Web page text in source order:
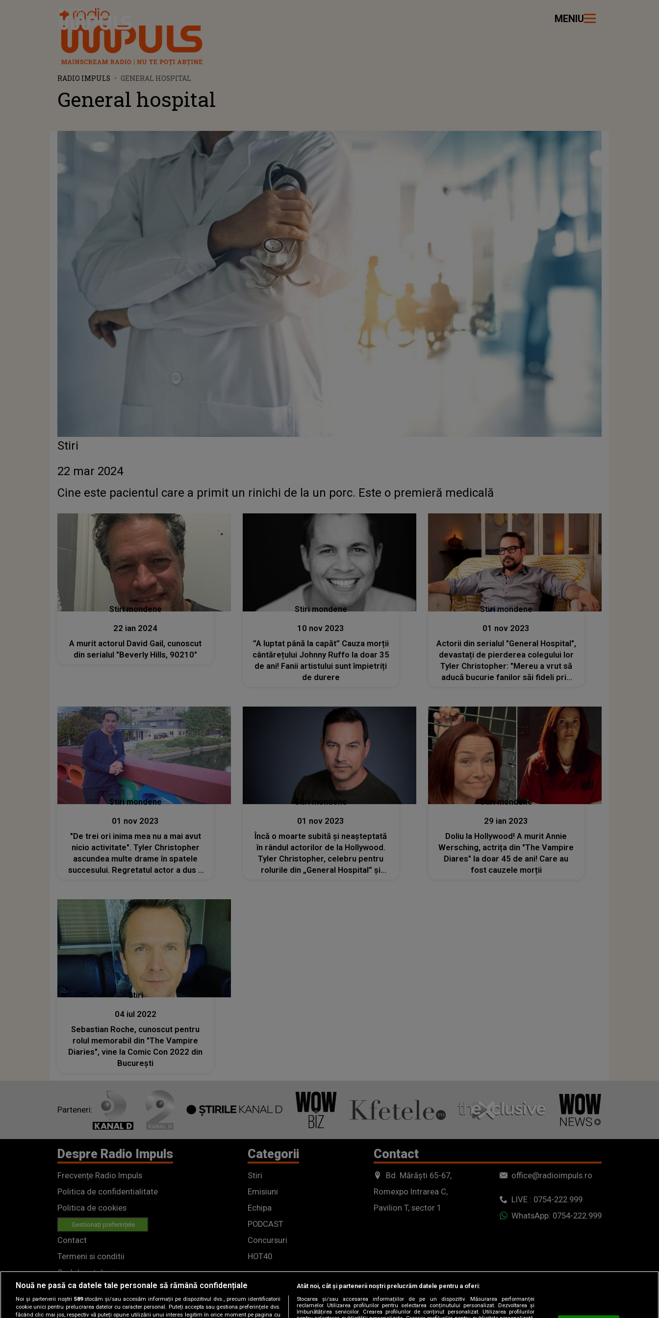
Radio Impuls MENIU
RADIO IMPULS GENERAL HOSPITAL
General hospital
Stiri
22 mar 2024
Cine este pacientul care a primit un rinichi de la un porc. Este o premieră medicală
Stiri mondene
22 ian 2024
A murit actorul David Gail, cunoscut
din serialul "Beverly Hills, 90210"
Stiri mondene
10 nov 2023
”A luptat până la capăt” Cauza morții
cântărețului Johnny Ruffo la doar 35
de ani! Fanii artistului sunt împietriți
de durere
Stiri mondene
01 nov 2023
Actorii din serialul "General Hospital",
devastați de pierderea colegului lor
Tyler Christopher: "Mereu a vrut să
aducă bucurie fanilor săi fideli prin
Stiri mondene
01 nov 2023
"De trei ori inima mea nu a mai avut
nicio activitate". Tyler Christopher
ascundea multe drame în spatele
succesului. Regretatul actor a dus o
Stiri mondene
01 nov 2023
Încă o moarte subită și neașteptată
în rândul actorilor de la Hollywood.
Tyler Christopher, celebru pentru
rolurile din „General Hospital” şi
Stiri mondene
29 ian 2023
Doliu la Hollywood! A murit Annie
Wersching, actrița din "The Vampire
Diares" la doar 45 de ani! Care au
fost cauzele morții
Stiri
04 iul 2022
Sebastian Roche, cunoscut pentru
rolul memorabil din "The Vampire
Diaries", vine la Comic Con 2022 din
București
Parteneri:
Despre Radio Impuls
Frecvențe Radio Impuls
Politica de confidentialitate
Politica de cookies
Gestionați preferințele
Contact
Termeni si conditii
Cod deontologic
Regulamente
Categorii
Stiri
Emisiuni
Echipa
PODCAST
Concursuri
HOT40
Contact
Bd. Mărăști 65-67,
Romexpo Intrarea C,
Pavilion T, sector 1
office@radioimpuls.ro
LIVE : 0754-222.999
WhatsApp: 0754-222.999
Nouă ne pasă ca datele tale personale să rămână confidențiale
Noi și partenerii noștri 589stocăm și/sau accesăm informații pe dispozitivul dvs., precum identificatorii
cookie unici pentru prelucrarea datelor cu caracter personal. Puteți accepta sau gestiona preferințele dvs.
făcând clic mai jos, respectiv vă puteți opune utilizării unui interes legitim în orice moment pe pagina cu
Atât noi, cât și partenerii noștri prelucrăm datele pentru a oferi:
Stocarea și/sau accesarea informațiilor de pe un dispozitiv. Măsurarea performanței
reclamelor. Utilizarea profilurilor pentru selectarea conținutului personalizat. Dezvoltarea și
îmbunătățirea serviciilor. Crearea profilurilor de conținut personalizat. Utilizarea profilurilor